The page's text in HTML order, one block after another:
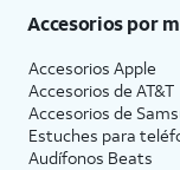
Accesorios por
Accesorios Apple
Accesorios de AT&T
Accesorios de
Estuches para
Audífonos Beats